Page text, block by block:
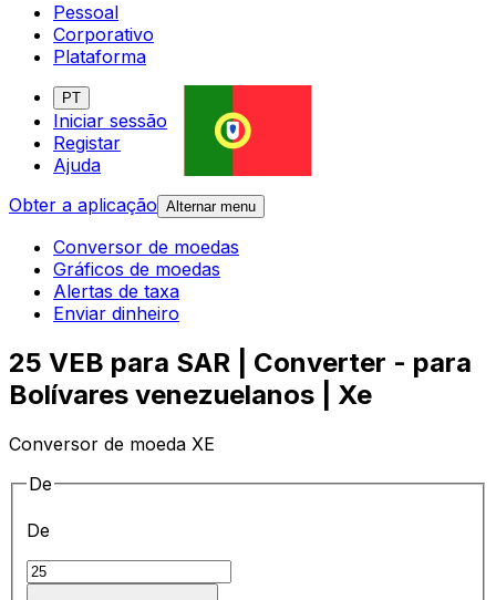
Pessoal
Corporativo
Plataforma
PT
Iniciar sessão
Registar
Ajuda
Obter a aplicação Alternar menu
Conversor de moedas
Gráficos de moedas
Alertas de taxa
Enviar dinheiro
25 VEB para SAR | Converter - para
Bolívares venezuelanos | Xe
Conversor de moeda XE
De
De